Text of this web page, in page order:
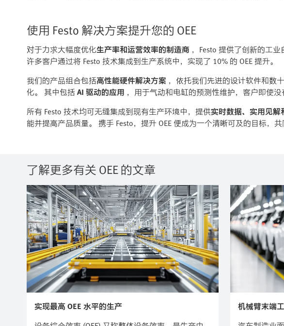
使用 Festo 解决方案提升您的 OEE
对于力求大幅度优化生产率和运营效率的制造商 ，Festo 提供了创新的工
许多客户通过将 Festo 技术集成到生产系统中，实现了 10% 的 OEE 提升。
我们的产品组合包括高性能硬件解决方案 ，依托我们先进的设计软件和数
化。 其中包括AI 驱动的应用 ，用于气动和电缸的预测性维护，客户即使没
所有 Festo 技术均可无缝集成到现有生产环境中，提供实时数据、实用见解
能并提高产品质量。 携手 Festo，提升 OEE 便成为一个清晰可及的目标，
了解更多有关 OEE 的文章
实现最高 OEE 水平的生产
机械臂末端